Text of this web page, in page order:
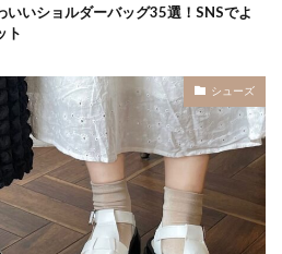
いいショルダーバッグ35選！SNSでよ
ト
シューズ